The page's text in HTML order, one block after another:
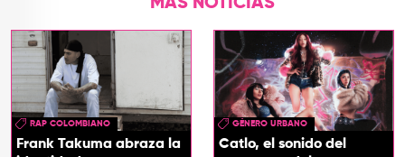
RAP COLOMBIANO
Frank Takuma abraza la
GÉNERO URBANO
Catlo, el sonido del